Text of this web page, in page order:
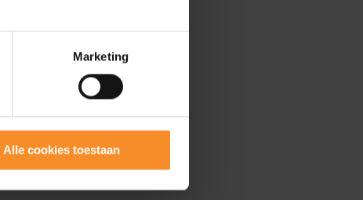
Marketing
Alle cookies toestaan